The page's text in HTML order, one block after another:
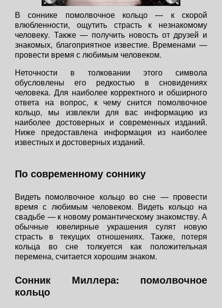
В соннике помолвочное кольцо — к скорой
влюбленности, ощутить страсть к незнакомому
человеку. Также — получить новость от друзей и
знакомых, благоприятное известие. Временами —
провести время с любимым человеком.
Неточности в толковании этого символа
обусловлены его редкостью в сновидениях
человека. Для наиболее корректного и обширного
ответа на вопрос, к чему снится помолвочное
кольцо, мы извлекли для вас информацию из
наиболее достоверных и современных изданий.
Ниже предоставлена информация из наиболее
известных и достоверных изданий.
По современному соннику
Видеть помолвочное кольцо во сне — провести
время с любимым человеком. Видеть кольцо на
свадьбе — к новому романтическому знакомству. А
обычные ювелирные украшения сулят новую
страсть в текущих отношениях. Также, потеря
кольца во сне толкуется как положительная
перемена, считается хорошим знаком.
Сонник Миллера: помолвочное
кольцо